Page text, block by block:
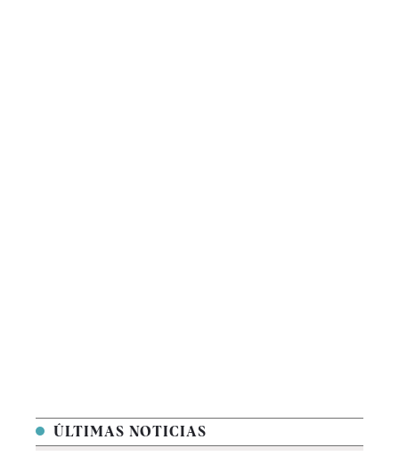
ÚLTIMAS NOTICIAS